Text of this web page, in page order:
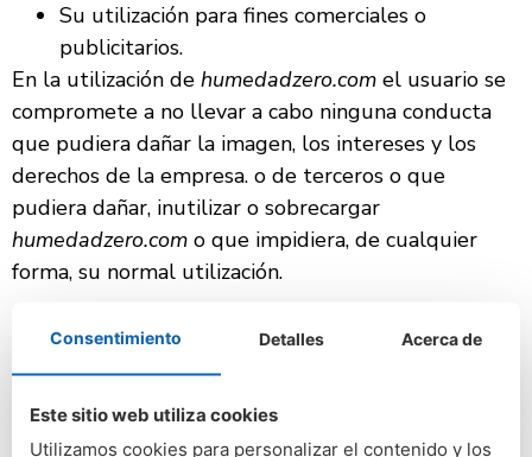
Su utilización para fines comerciales o
publicitarios.
En la utilización de humedadzero.com el usuario se
compromete a no llevar a cabo ninguna conducta
que pudiera dañar la imagen, los intereses y los
derechos de la empresa. o de terceros o que
pudiera dañar, inutilizar o sobrecargar
humedadzero.com o que impidiera, de cualquier
forma, su normal utilización.
Derechos de propiedad
intelectual e industrial
El usuario conoce y acepta que la totalidad de
Consentimiento Detalles Acerca de
Este sitio web utiliza cookies
Utilizamos cookies para personalizar el contenido y los